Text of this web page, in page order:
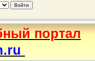
портал